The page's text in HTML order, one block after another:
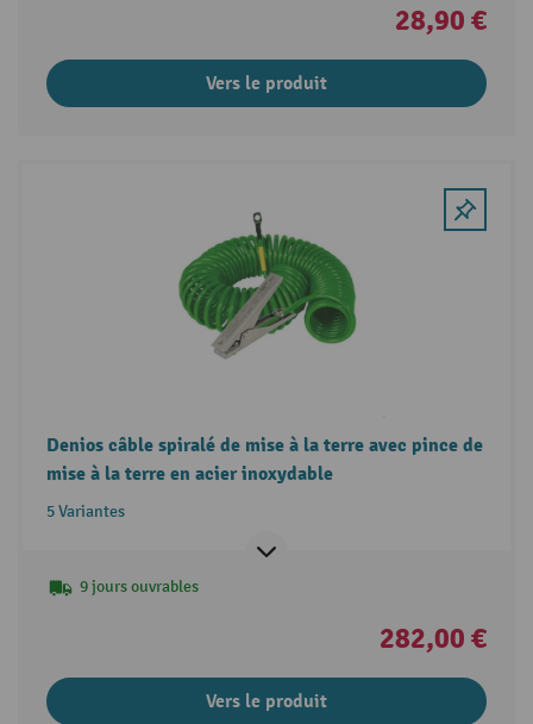
28,90 €
Vers le produit
Denios câble spiralé de mise à la terre avec pince de
mise à la terre en acier inoxydable
5 Variantes
9 jours ouvrables
282,00 €
Vers le produit